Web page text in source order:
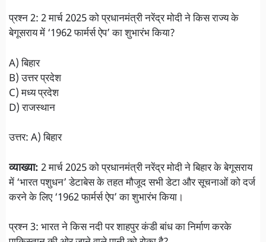
प्रश्न 2: 2 मार्च 2025 को प्रधानमंत्री नरेंद्र मोदी ने किस राज्य के
बेगूसराय में ‘1962 फार्मर्स ऐप’ का शुभारंभ किया?
A) बिहार
B) उत्तर प्रदेश
C) मध्य प्रदेश
D) राजस्थान
उत्तर: A) बिहार
व्याख्या: 2 मार्च 2025 को प्रधानमंत्री नरेंद्र मोदी ने बिहार के बेगूसराय
में ‘भारत पशुधन’ डेटाबेस के तहत मौजूद सभी डेटा और सूचनाओं को दर्ज
करने के लिए ‘1962 फार्मर्स ऐप’ का शुभारंभ किया।
प्रश्न 3: भारत ने किस नदी पर शाहपुर कंडी बांध का निर्माण करके